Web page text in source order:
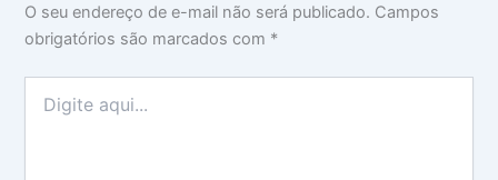
O seu endereço de e-mail não será publicado. Campos
obrigatórios são marcados com *
aqui...